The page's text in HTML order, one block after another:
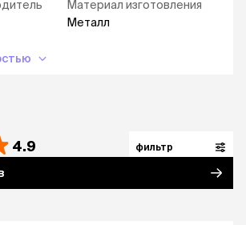
Материал изготовления
Металл
4.9 фильтр